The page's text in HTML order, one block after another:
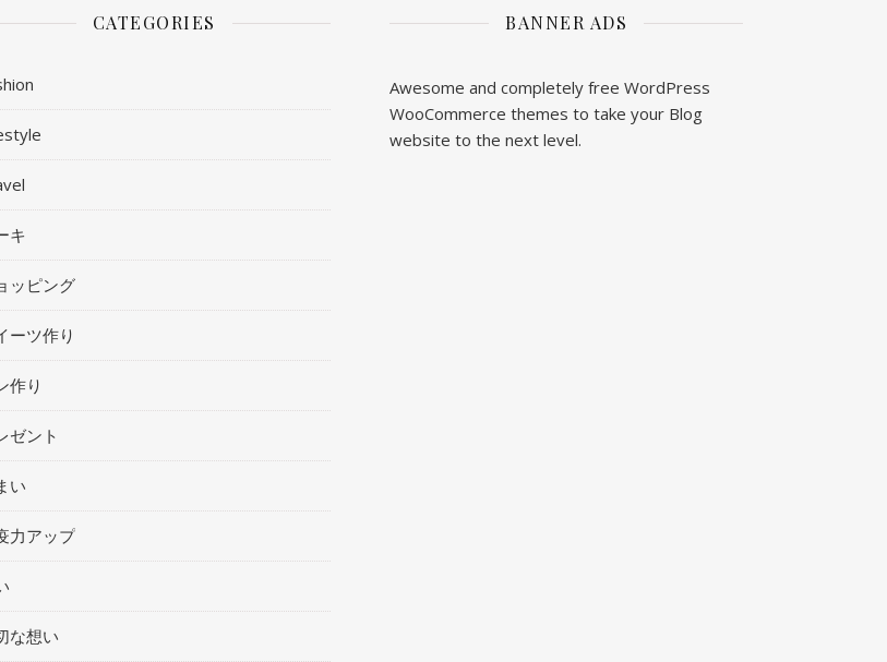
CATEGORIES
キ
ッピング
ーツ作り
作り
ゼント
い
力アップ
な想い
BANNER ADS
Awesome and completely free WordPress
WooCommerce themes to take your Blog
website to the next level.